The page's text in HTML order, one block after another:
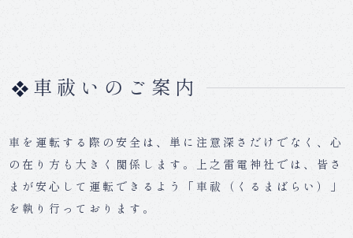
車祓いのご案内
車を運転する際の安全は、単に注意深さだけでなく、心
の在り方も大きく関係します。上之雷電神社では、皆さ
まが安心して運転できるよう「車祓（くるまばらい）」
を執り行っております。